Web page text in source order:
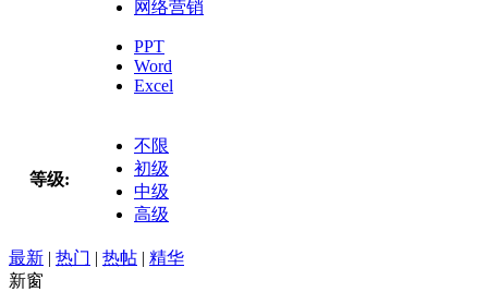
网络营销
PPT
Word
Excel
等级:
不限
初级
中级
高级
最新 | 热门 | 热帖 | 精华
新窗